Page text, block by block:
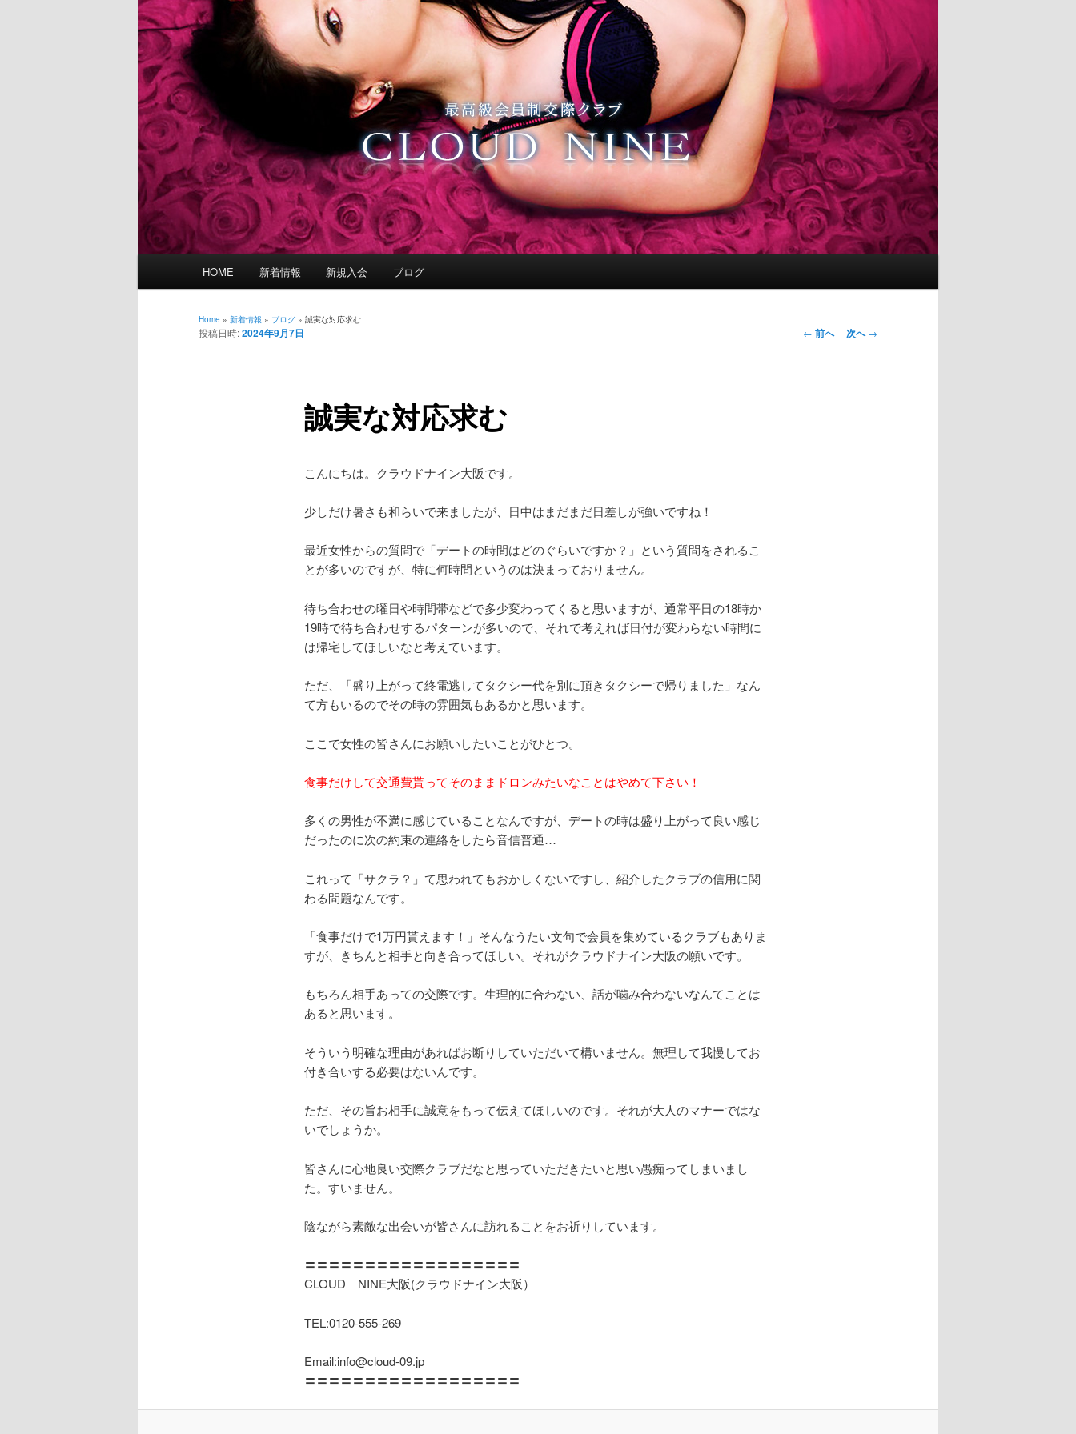
HOME 新着情報 新規入会 ブログ
Home » 新着情報 » ブログ » 誠実な対応求む
投
← 前へ 次へ→
誠実な対応求む
投稿日時:2024年9月7日
こんにちは。クラウドナイン大阪です。
少しだけ暑さも和らいで来ましたが、日中はまだまだ日差しが強いですね！
最近女性からの質問で「デートの時間はどのぐらいですか？」という質問をされるこ
とが多いのですが、特に何時間というのは決まっておりません。
待ち合わせの曜日や時間帯などで多少変わってくると思いますが、通常平日の18時か
19時で待ち合わせするパターンが多いので、それで考えれば日付が変わらない時間に
は帰宅してほしいなと考えています。
ただ、「盛り上がって終電逃してタクシー代を別に頂きタクシーで帰りました」なん
て方もいるのでその時の雰囲気もあるかと思います。
ここで女性の皆さんにお願いしたいことがひとつ。
食事だけして交通費貰ってそのままドロンみたいなことはやめて下さい！
多くの男性が不満に感じていることなんですが、デートの時は盛り上がって良い感じ
だったのに次の約束の連絡をしたら音信普通…
これって「サクラ？」て思われてもおかしくないですし、紹介したクラブの信用に関
わる問題なんです。
「食事だけで1万円貰えます！」そんなうたい文句で会員を集めているクラブもありま
すが、きちんと相手と向き合ってほしい。それがクラウドナイン大阪の願いです。
もちろん相手あっての交際です。生理的に合わない、話が噛み合わないなんてことは
あると思います。
そういう明確な理由があればお断りしていただいて構いません。無理して我慢してお
付き合いする必要はないんです。
ただ、その旨お相手に誠意をもって伝えてほしいのです。それが大人のマナーではな
いでしょうか。
皆さんに心地良い交際クラブだなと思っていただきたいと思い愚痴ってしまいまし
た。すいません。
陰ながら素敵な出会いが皆さんに訪れることをお祈りしています。
〓〓〓〓〓〓〓〓〓〓〓〓〓〓〓〓〓〓
CLOUD NINE大阪(クラウドナイン大阪）
TEL:0120-555-269
Email:info@cloud-09.jp
〓〓〓〓〓〓〓〓〓〓〓〓〓〓〓〓〓〓